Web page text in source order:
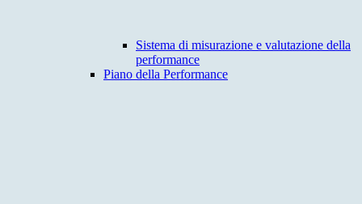
Sistema di misurazione e valutazione della
performance
Piano della Performance